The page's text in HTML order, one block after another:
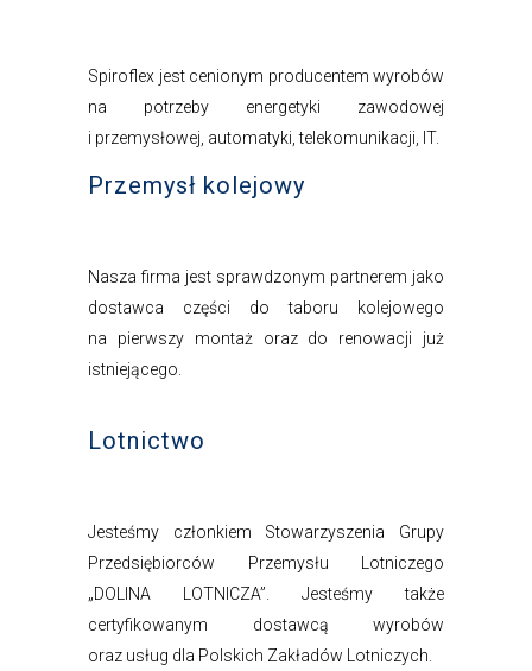
Spiroflex jest cenionym producentem wyrobów
na potrzeby energetyki zawodowej
i przemysłowej, automatyki, telekomunikacji, IT.
Przemysł kolejowy
Nasza firma jest sprawdzonym partnerem jako
dostawca części do taboru kolejowego
na pierwszy montaż oraz do renowacji już
istniejącego.
Lotnictwo
Jesteśmy członkiem Stowarzyszenia Grupy
Przedsiębiorców Przemysłu Lotniczego
„DOLINA LOTNICZA”. Jesteśmy także
certyfikowanym dostawcą wyrobów
oraz usług dla Polskich Zakładów Lotniczych.